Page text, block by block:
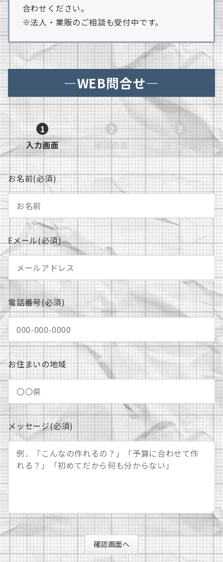
合わせください。
※法人・業販のご相談も受付中です。
―WEB問合せ―
1
入力画面現
在
示
さ
て
い
る
画
面
で
す。
2
確認画面
在
さ
て
る
画
で
す。
3
完了画面
在
示
さ
て
る
画
で
す。
お名前(必須)
Eメール(必須)
電話番号(必須)
お住まいの地域
メッセージ(必須)
確認画面へ